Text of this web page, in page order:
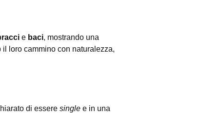
e baci, mostrando una
il loro cammino con naturalezza,
di essere single e in una